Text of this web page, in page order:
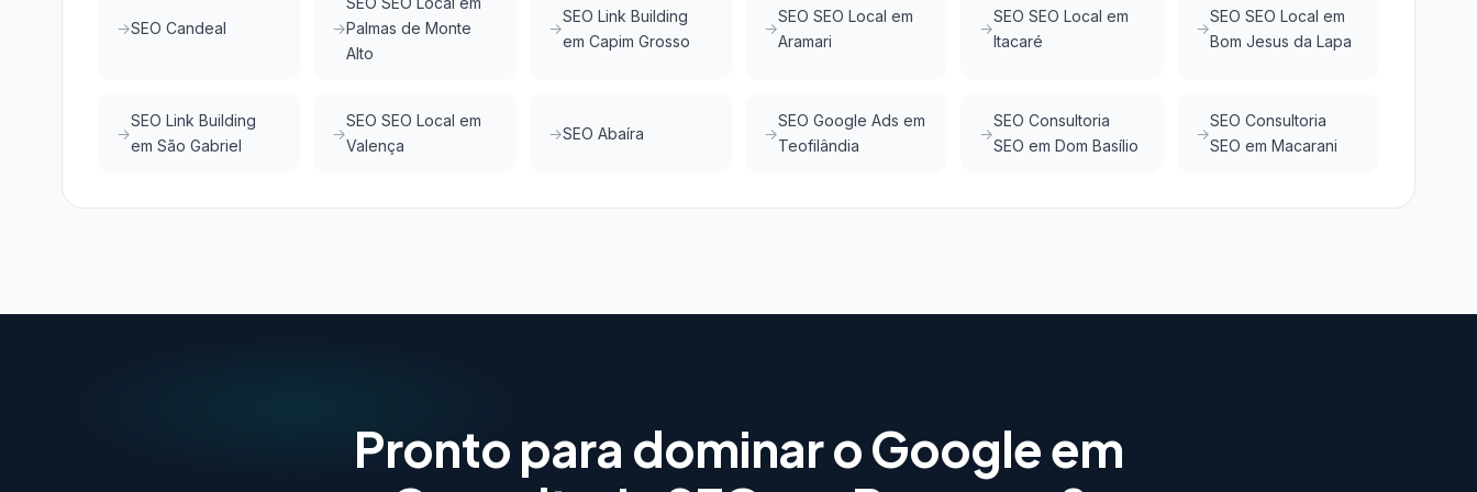
SEO Candeal
Palmas de Monte
Alto
SEO Link Building
em Capim Grosso
SEO SEO Local em
Aramari
SEO SEO Local em
Itacaré
SEO SEO Local em
Bom Jesus da Lapa
SEO Link Building
em São Gabriel
SEO SEO Local em
Valença
SEO Abaíra
SEO Google Ads em
Teofilândia
SEO Consultoria
SEO em Dom Basílio
SEO Consultoria
SEO em Macarani
Pronto para dominar o Google em